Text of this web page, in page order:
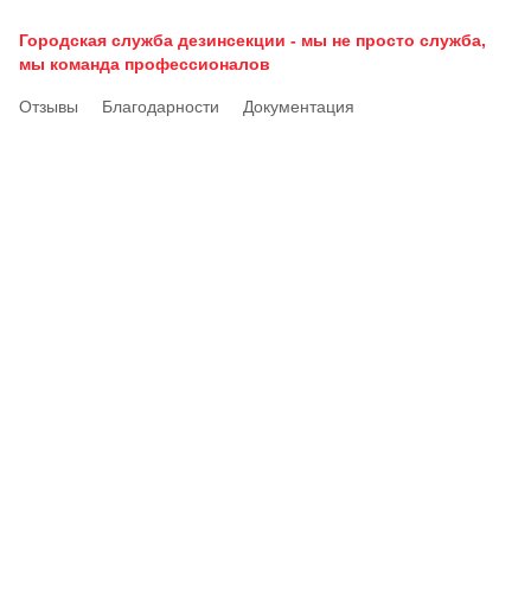
Городская служба дезинсекции - мы не просто служба,
мы команда профессионалов
Отзывы Благодарности Документация